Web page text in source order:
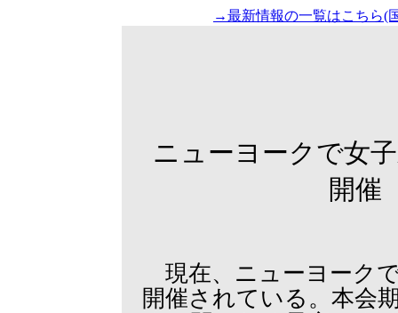
→最新情報の一覧はこちら(
ニューヨークで女
開催
現在、ニューヨーク
開催されている。本会